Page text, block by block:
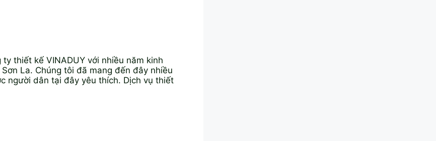
thiết kế VINADUY với nhiều năm kinh
La. Chúng tôi đã mang đến đây nhiều
người dân tại đây yêu thích. Dịch vụ thiết